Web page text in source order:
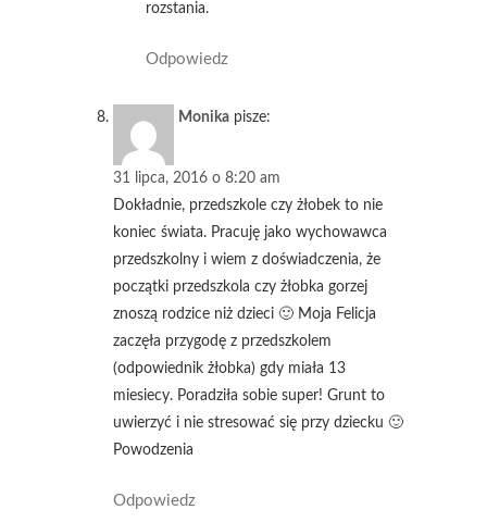
rozstania.
Odpowiedz
Monika pisze:
31 lipca, 2016 o 8:20 am
Dokładnie, przedszkole czy żłobek to nie
koniec świata. Pracuję jako wychowawca
przedszkolny i wiem z doświadczenia, że
początki przedszkola czy żłobka gorzej
znoszą rodzice niż dzieci 🙂 Moja Felicja
zaczęła przygodę z przedszkolem
(odpowiednik żłobka) gdy miała 13
miesiecy. Poradziła sobie super! Grunt to
uwierzyć i nie stresować się przy dziecku 🙂
Powodzenia
Odpowiedz